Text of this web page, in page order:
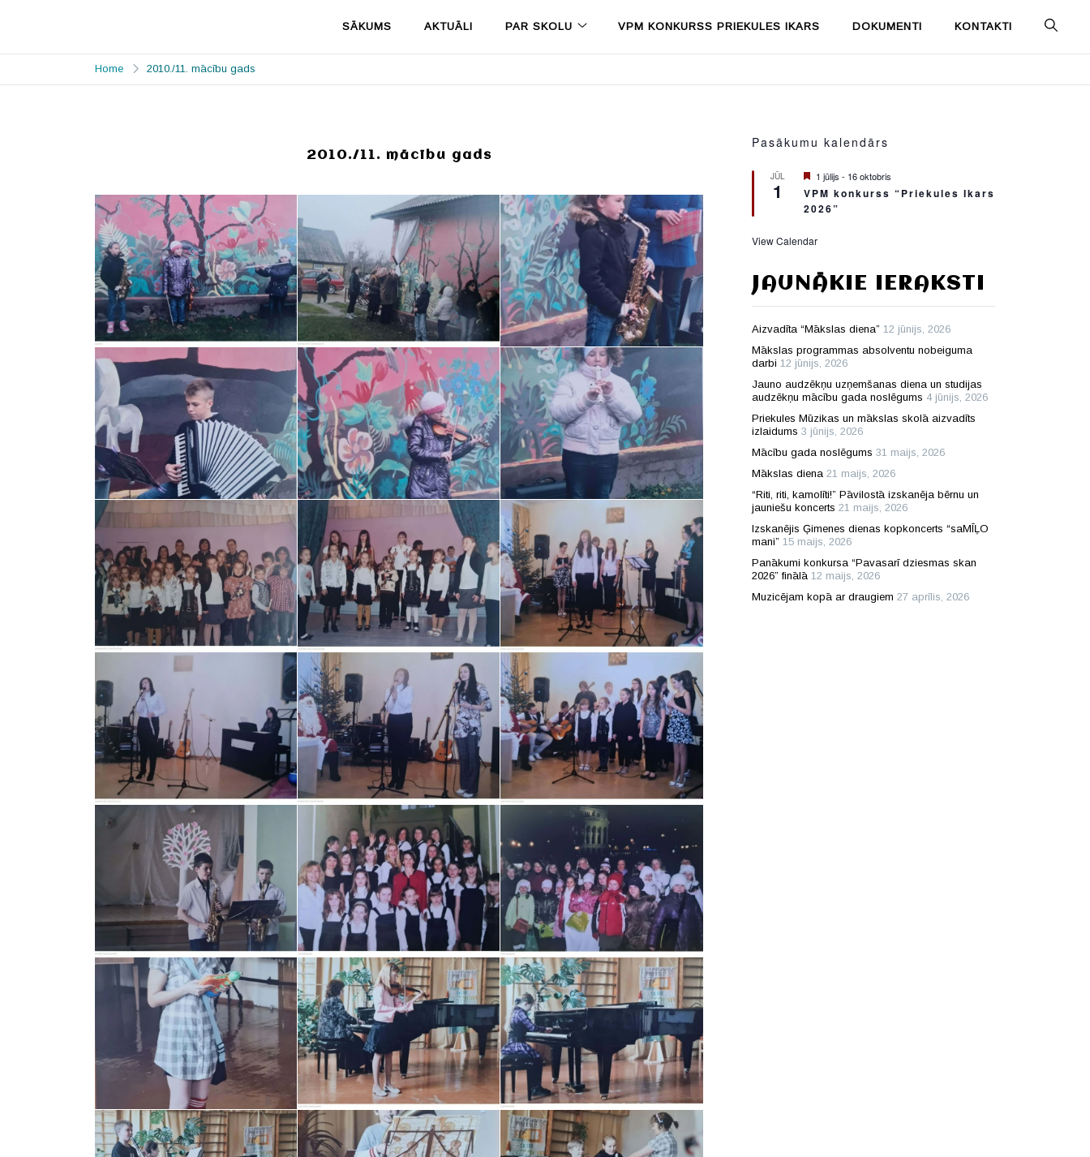
MŪZIKAS un
MĀKSLAS
SĀKUMS AKTUĀLI PAR SKOLU VPM KONKURSS PRIEKULES IKARS DOKUMENTI KONTAKTI
Home 2010./11. mācību gads
2010./11. mācību gads
Pasākumu kalendārs
JŪL
1
Featured
1 jūlijs - 16 oktobris
VPM konkurss “Priekules Ikars
2026”
View Calendar
JAUNĀKIE IERAKSTI
Aizvadīta “Mākslas diena” 12 jūnijs, 2026
Mākslas programmas absolventu nobeiguma
darbi 12 jūnijs, 2026
Jauno audzēkņu uzņemšanas diena un studijas
audzēkņu mācību gada noslēgums 4 jūnijs, 2026
Priekules Mūzikas un mākslas skolā aizvadīts
izlaidums 3 jūnijs, 2026
Mācību gada noslēgums 31 maijs, 2026
Mākslas diena 21 maijs, 2026
“Riti, riti, kamolīti!” Pāvilostā izskanēja bērnu un
jauniešu koncerts 21 maijs, 2026
Izskanējis Ģimenes dienas kopkoncerts “saMĪĻO
mani” 15 maijs, 2026
Panākumi konkursa “Pavasarī dziesmas skan
2026” finālā 12 maijs, 2026
Muzicējam kopā ar draugiem 27 aprīlis, 2026